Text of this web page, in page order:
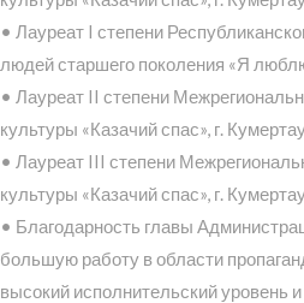
• Лауреат I степени
людей старшего поколения «Я
• Лауреат II степени
культуры «Казачий спас», г.
• Лауреат III степени
культуры «Казачий спас», г.
• Благодарность главы
большую работу в области
высокий исполнительский уровень